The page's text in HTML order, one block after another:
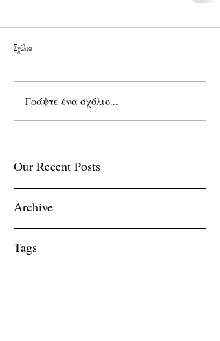
Σχόλια
Γράψτε ένα σχόλιο...
Our Recent Posts
Archive
Tags